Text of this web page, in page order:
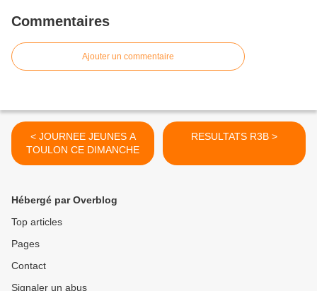
Commentaires
Ajouter un commentaire
< JOURNEE JEUNES A
TOULON CE DIMANCHE
RESULTATS R3B >
Hébergé par Overblog
Top articles
Pages
Contact
Signaler un abus